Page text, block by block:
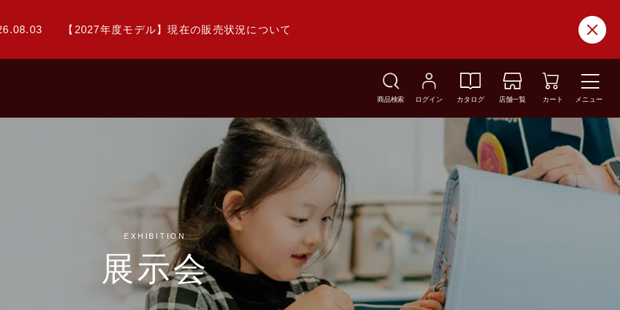
【2027年度モデル】現在の販売状況について
商品検索 ログイン カタログ 店舗一覧 カート メニュー
EXHIBITION
展示会